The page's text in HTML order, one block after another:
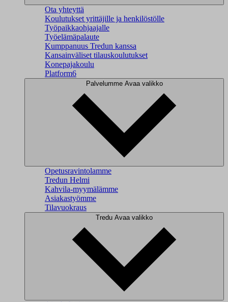
Ota yhteyttä
Koulutukset yrittäjille ja henkilöstölle
Työpaikkaohjaajalle
Työelämäpalaute
Kumppanuus Tredun kanssa
Kansainväliset tilauskoulutukset
Konepajakoulu
Platform6
Palvelumme Avaa valikko
Opetusravintolamme
Tredun Helmi
Kahvila-myymälämme
Asiakastyömme
Tilavuokraus
Tredu Avaa valikko